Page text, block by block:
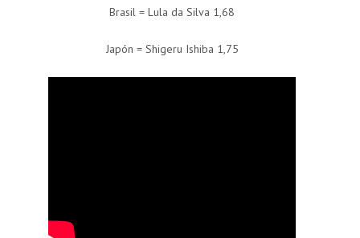
Brasil = Lula da Silva 1,68
Japón = Shigeru Ishiba 1,75